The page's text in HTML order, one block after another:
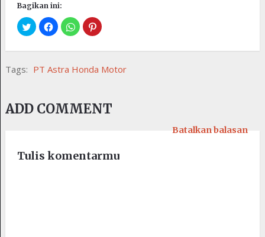
Bagikan ini:
Tags: PT Astra Honda Motor
ADD COMMENT
Tulis komentarmu
Batalkan balasan